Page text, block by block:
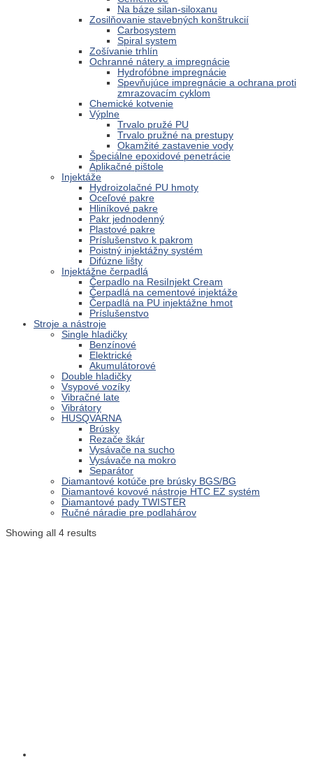
Na báze silan-siloxanu
Zosilňovanie stavebných konštrukcií
Carbosystem
Spiral system
Zošívanie trhlín
Ochranné nátery a impregnácie
Hydrofóbne impregnácie
Spevňujúce impregnácie a ochrana proti
zmrazovacím cyklom
Chemické kotvenie
Výplne
Trvalo pružé PU
Trvalo pružné na prestupy
Okamžité zastavenie vody
Špeciálne epoxidové penetrácie
Aplikačné pištole
Injektáže
Hydroizolačné PU hmoty
Oceľové pakre
Hliníkové pakre
Pakr jednodenný
Plastové pakre
Príslušenstvo k pakrom
Poistný injektážny systém
Difúzne lišty
Injektážne čerpadlá
Čerpadlo na ResiInjekt Cream
Čerpadlá na cementové injektáže
Čerpadlá na PU injektážne hmot
Príslušenstvo
Stroje a nástroje
Single hladičky
Benzínové
Elektrické
Akumulátorové
Double hladičky
Vsypové vozíky
Vibračné late
Vibrátory
HUSQVARNA
Brúsky
Rezače škár
Vysávače na sucho
Vysávače na mokro
Separátor
Diamantové kotúče pre brúsky BGS/BG
Diamantové kovové nástroje HTC EZ systém
Diamantové pady TWISTER
Ručné náradie pre podlahárov
Showing all 4 results